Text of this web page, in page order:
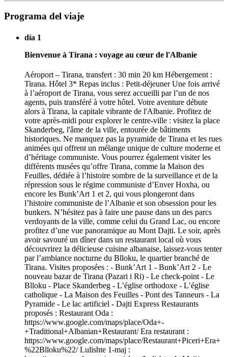
Programa del viaje
día 1
Bienvenue à Tirana : voyage au cœur de l'Albanie
Aéroport – Tirana, transfert : 30 min 20 km Hébergement :
Tirana. Hôtel 3* Repas inclus : Petit-déjeuner Une fois arrivé
à l’aéroport de Tirana, vous serez accueilli par l’un de nos
agents, puis transféré à votre hôtel. Votre aventure débute
alors à Tirana, la capitale vibrante de l'Albanie. Profitez de
votre après-midi pour explorer le centre-ville : visitez la place
Skanderbeg, l'âme de la ville, entourée de bâtiments
historiques. Ne manquez pas la pyramide de Tirana et les rues
animées qui offrent un mélange unique de culture moderne et
d’héritage communiste. Vous pourrez également visiter les
différents musées qu’offre Tirana, comme la Maison des
Feuilles, dédiée à l’histoire sombre de la surveillance et de la
répression sous le régime communiste d’Enver Hoxha, ou
encore les Bunk’Art 1 et 2, qui vous plongeront dans
l’histoire communiste de l’Albanie et son obsession pour les
bunkers. N’hésitez pas à faire une pause dans un des parcs
verdoyants de la ville, comme celui du Grand Lac, ou encore
profitez d’une vue panoramique au Mont Dajti. Le soir, après
avoir savouré un dîner dans un restaurant local où vous
découvrirez la délicieuse cuisine albanaise, laissez-vous tenter
par l’ambiance nocturne du Blloku, le quartier branché de
Tirana. Visites proposées : - Bunk’Art 1 - Bunk’Art 2 - Le
nouveau bazar de Tirana (Pazari i Ri) - Le check-point - Le
Blloku - Place Skanderbeg - L’église orthodoxe - L’église
catholique - La Maison des Feuilles - Pont des Tanneurs - La
Pyramide - Le lac artificiel - Dajti Express Restaurants
proposés : Restaurant Oda :
https://www.google.com/maps/place/Oda+-
+Traditional+Albanian+Restaurant/ Era restaurant :
https://www.google.com/maps/place/Restaurant+Piceri+Era+
%22Blloku%22/ Lulishte 1-maj :